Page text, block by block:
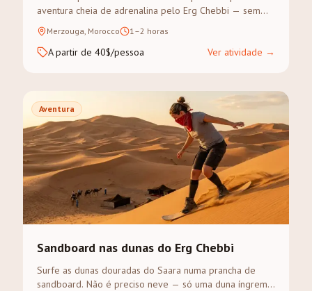
aventura cheia de adrenalina pelo Erg Chebbi — sem
experiência prévia necessária.
Merzouga, Morocco 1–2 horas
A partir de 40$/pessoa Ver atividade →
Aventura
Sandboard nas dunas do Erg Chebbi
Surfe as dunas douradas do Saara numa prancha de
sandboard. Não é preciso neve — só uma duna íngreme